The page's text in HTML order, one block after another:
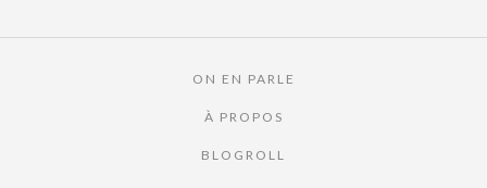
ON EN PARLE
À PROPOS
BLOGROLL